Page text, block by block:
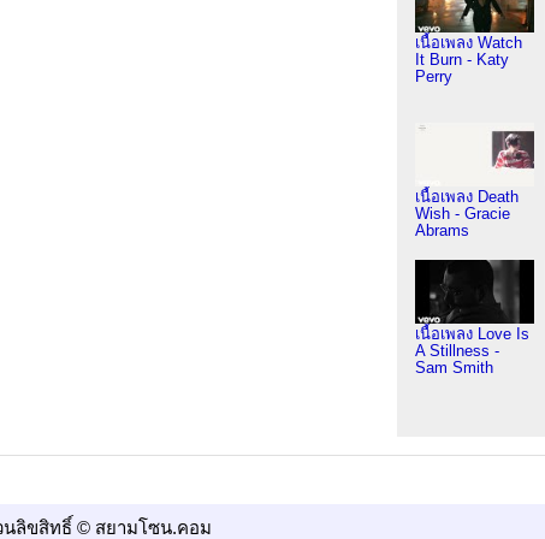
เนื้อเพลง Watch
It Burn - Katy
Perry
เนื้อเพลง Death
Wish - Gracie
Abrams
เนื้อเพลง Love Is
A Stillness -
Sam Smith
นลิขสิทธิ์ © สยามโซน.คอม